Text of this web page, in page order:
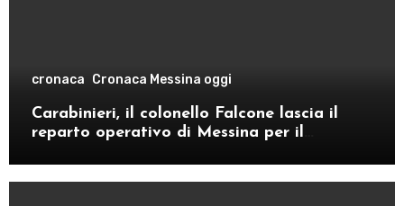
cronaca Cronaca Messina oggi
Carabinieri, il colonello Falcone lascia il
reparto operativo di Messina per il